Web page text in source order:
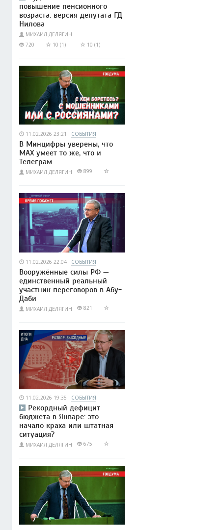
повышение пенсионного
возраста: версия депутата ГД
Нилова
МИХАИЛ ДЕЛЯГИН
720
10 (1) 10 (1)
11.02.2026 23:21 СОБЫТИЯ
В Минцифры уверены, что
МАХ умеет то же, что и
Телеграм
МИХАИЛ ДЕЛЯГИН 899
11.02.2026 22:04 СОБЫТИЯ
Вооружённые силы РФ —
единственный реальный
участник переговоров в Абу-
Даби
МИХАИЛ ДЕЛЯГИН 821
11.02.2026 19:35 СОБЫТИЯ
Рекордный дефицит
бюджета в Январе: это
начало краха или штатная
ситуация?
МИХАИЛ ДЕЛЯГИН 675